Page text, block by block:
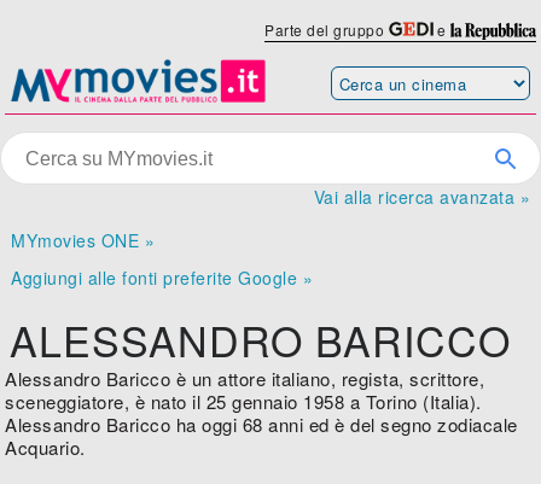
Parte del gruppo e
Vai alla ricerca avanzata »
MYmovies ONE »
Aggiungi alle fonti preferite Google »
ALESSANDRO BARICCO
Alessandro Baricco è un attore italiano, regista, scrittore,
sceneggiatore, è nato il 25 gennaio 1958 a Torino (Italia).
Alessandro Baricco ha oggi 68 anni ed è del segno zodiacale
Acquario.